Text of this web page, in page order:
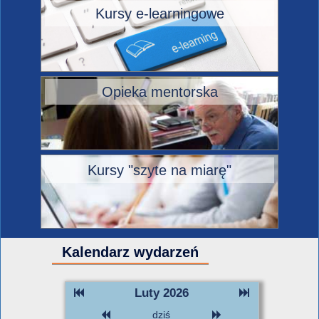
Kursy e-learningowe
Opieka mentorska
Kursy "szyte na miarę"
Kalendarz wydarzeń
Luty 2026
dziś